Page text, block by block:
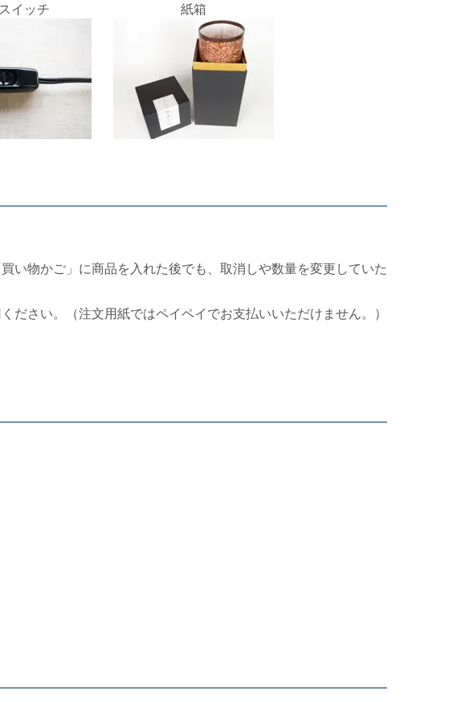
イッチ 紙箱
い物かご」に商品を入れた後でも、取消しや数量を変更していた
ださい。（注文用紙ではペイペイでお支払いいただけません。）